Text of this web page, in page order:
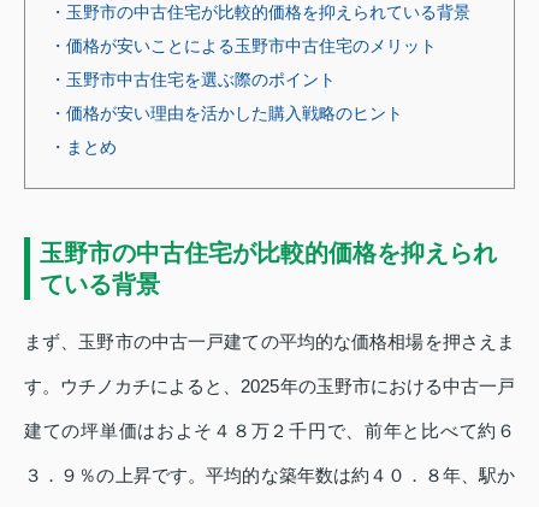
・玉野市の中古住宅が比較的価格を抑えられている背景
・価格が安いことによる玉野市中古住宅のメリット
・玉野市中古住宅を選ぶ際のポイント
・価格が安い理由を活かした購入戦略のヒント
・まとめ
玉野市の中古住宅が比較的価格を抑えられ
ている背景
まず、玉野市の中古一戸建ての平均的な価格相場を押さえま
す。ウチノカチによると、2025年の玉野市における中古一戸
建ての坪単価はおよそ４８万２千円で、前年と比べて約６
３．９％の上昇です。平均的な築年数は約４０．８年、駅か